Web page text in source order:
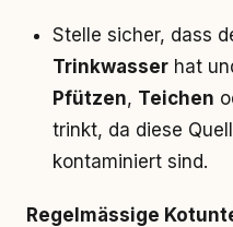
Stelle sicher, dass
Trinkwasser hat
Pfützen, Teichen
trinkt, da diese
kontaminiert sind.
Regelmässige